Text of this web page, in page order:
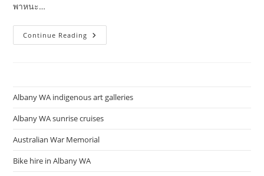
พาหนะ…
Continue Reading เศรษฐกิจ
Albany WA indigenous art galleries
Albany WA sunrise cruises
Australian War Memorial
Bike hire in Albany WA